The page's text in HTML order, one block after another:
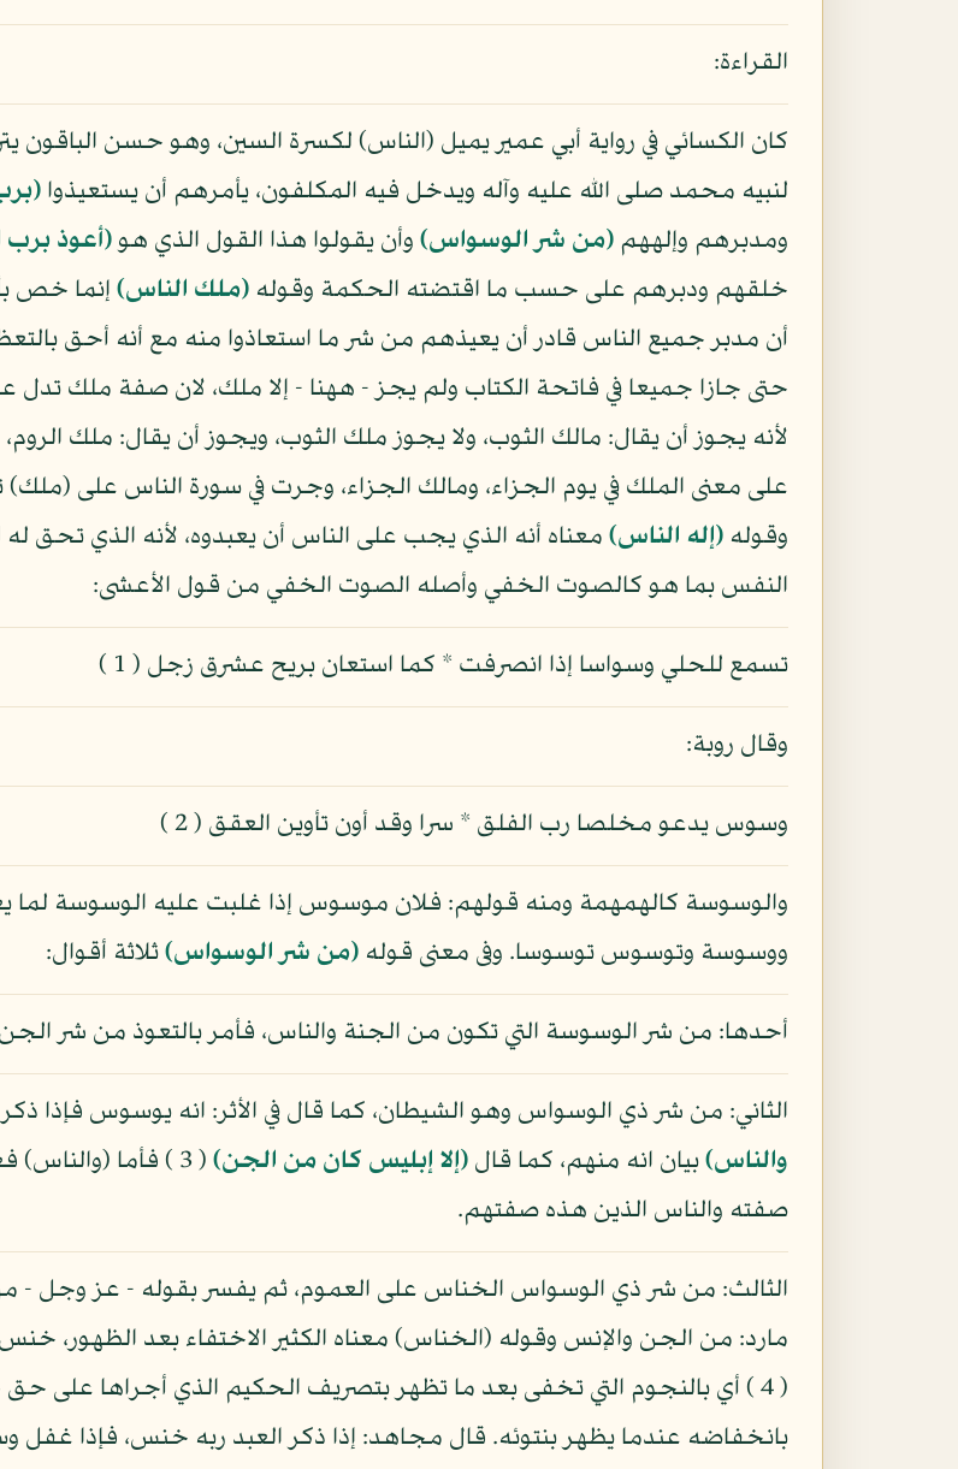
القراءة:
كان الكسائي في رواية أبي عمير يميل (الناس) لكسرة السين، وهو حسن الباقون
لنبيه محمد صلى الله عليه وآله ويدخل فيه المكلفون، يأمرهم أن يستعيذوا
ومدبرهم وإلههم (من شر الوسواس) وأن يقولوا هذا القول الذي هو(أعوذ برب
خلقهم ودبرهم على حسب ما اقتضته الحكمة وقوله (ملك الناس) إنما خص
أن مدبر جميع الناس قادر أن يعيذهم من شر ما استعاذوا منه مع أنه أحق
حتى جازا جميعا في فاتحة الكتاب ولم يجز - ههنا - إلا ملك، لان صفة ملك تدل
لأنه يجوز أن يقال: مالك الثوب، ولا يجوز ملك الثوب، ويجوز أن يقال: ملك
على معنى الملك في يوم الجزاء، ومالك الجزاء، وجرت في سورة الناس على
وقوله (إله الناس) معناه أنه الذي يجب على الناس أن يعبدوه، لأنه الذي تحق له
النفس بما هو كالصوت الخفي وأصله الصوت الخفي من قول الأعشى:
تسمع للحلي وسواسا إذا انصرفت * كما استعان بريح عشرق زجل ( 1 )
وقال روبة:
وسوس يدعو مخلصا رب الفلق * سرا وقد أون تأوين العقق ( 2 )
والوسوسة كالهمهمة ومنه قولهم: فلان موسوس إذا غلبت عليه الوسوسة
ووسوسة وتوسوس توسوسا. وفى معنى قوله (من شر الوسواس)ثلاثة أقوال:
أحدها: من شر الوسوسة التي تكون من الجنة والناس، فأمر بالتعوذ من شر
الثاني: من شر ذي الوسواس وهو الشيطان، كما قال في الأثر: انه يوسوس فإذا
والناس)بيان انه منهم، كما قال (إلا إبليس كان من الجن)
( 3 ) فأما
صفته والناس الذين هذه صفتهم.
الثالث: من شر ذي الوسواس الخناس على العموم، ثم يفسر بقوله - عز وجل -
مارد: من الجن والإنس وقوله (الخناس) معناه الكثير الاختفاء بعد الظهور،
( 4 ) أي بالنجوم التي تخفى بعد ما تظهر بتصريف الحكيم الذي أجراها على
بانخفاضه عندما يظهر بنتوئه. قال مجاهد: إذا ذكر العبد ربه خنس، فإذا غفل